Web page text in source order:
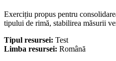
Exercițiu propus pentru
tipului de rimă, stabilirea măsurii
Tipul resursei: Test
Limba resursei: Română